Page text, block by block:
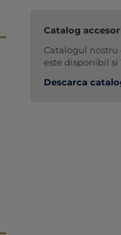
Catalog
Catalogul
este disponibil și
Descarca